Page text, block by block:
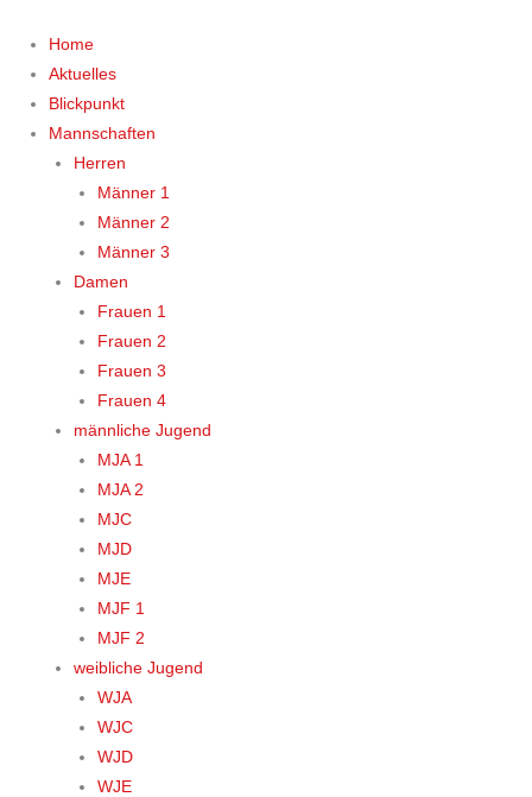
Inhalt
springen
Home
Aktuelles
Blickpunkt
Mannschaften
Herren
Männer 1
Männer 2
Männer 3
Damen
Frauen 1
Frauen 2
Frauen 3
Frauen 4
männliche Jugend
MJA 1
MJA 2
MJC
MJD
MJE
MJF 1
MJF 2
weibliche Jugend
WJA
WJC
WJD
WJE